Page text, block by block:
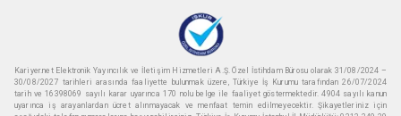
Kariyer.net Elektronik Yayıncılık ve İletişim Hizmetleri A.Ş. Özel İstihdam Bürosu olarak 31/08/2024 –
30/08/2027 tarihleri arasında faaliyette bulunmak üzere, Türkiye İş Kurumu tarafından 26/07/2024
tarih ve 16398069 sayılı karar uyarınca 170 nolu belge ile faaliyet göstermektedir. 4904 sayılı kanun
uyarınca iş arayanlardan ücret alınmayacak ve menfaat temin edilmeyecektir. Şikayetleriniz için